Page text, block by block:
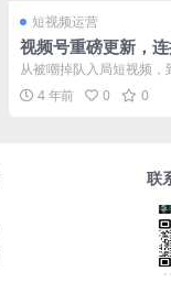
短视频运营
视频号重磅更新，连
信私域流量的最强
了？
从被嘲掉队入局短视频，
形成一个喷发的流量口，
背靠微信打了一场翻身仗
4 年前 0 0
联